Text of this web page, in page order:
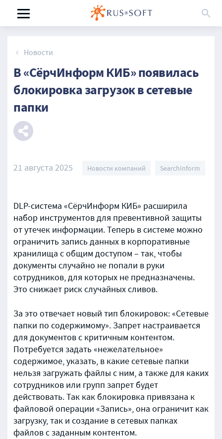
Новости
В «СёрчИнформ КИБ» появилась
блокировка загрузок в сетевые
папки
21 августа 2025 Новости компаний SearchInform
DLP-система «СёрчИнформ КИБ» расширила
набор инструментов для превентивной защиты
от утечек информации. Теперь в системе можно
ограничить запись данных в корпоративные
хранилища с общим доступом – так, чтобы
документы случайно не попали в руки
сотрудников, для которых не предназначены.
Это снижает риск случайных сливов.
За это отвечает новый тип блокировок: «Сетевые
папки по содержимому». Запрет настраивается
для документов с критичным контентом.
Потребуется задать «нежелательное»
содержимое, указать, в какие сетевые папки
нельзя загружать файлы с ним, а также для каких
сотрудников или групп запрет будет
действовать. Так как блокировка привязана к
файловой операции «Запись», она ограничит как
загрузку, так и создание в сетевых папках
файлов с заданным контентом.